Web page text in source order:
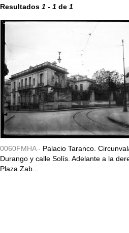
Resultados 1 - 1 de 1
0060FMHA - Palacio Taranco.
Durango y calle Solís. Adelante a la
Plaza Zab...